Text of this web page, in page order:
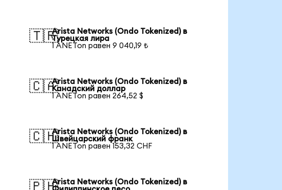
🇹🇷Arista Networks (Ondo Tokenized) в
Турецкая лира
1 ANETon равен 9 040,19 ₺
🇨🇦Arista Networks (Ondo Tokenized) в
Канадский доллар
1 ANETon равен 264,52 $
🇨🇭Arista Networks (Ondo Tokenized) в
Швейцарский франк
1 ANETon равен 153,32 CHF
🇵🇭Arista Networks (Ondo Tokenized) в